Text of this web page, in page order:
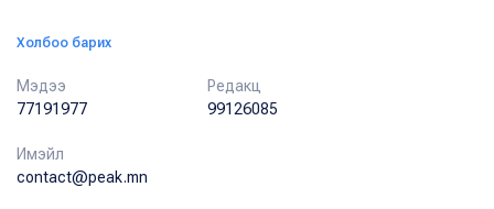
Холбоо барих
Мэдээ
77191977
Редакц
99126085
Имэйл
contact@peak.mn